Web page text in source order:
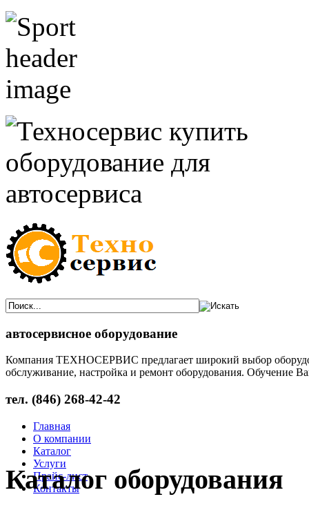
автосервисное оборудование
Компания ТЕХНОСЕРВИС предлагает широкий выбор
обслуживание, настройка и ремонт оборудования. Обучение
тел. (846) 268-42-42
Главная
О компании
Каталог
Услуги
Прайс-лист
Контакты
Каталог оборудования